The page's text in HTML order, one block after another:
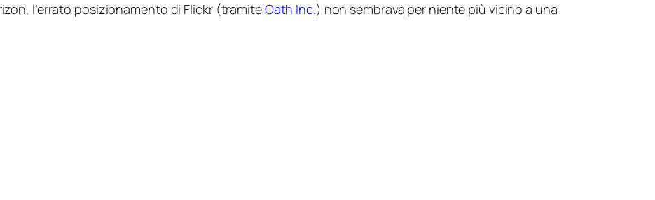
l’errato posizionamento di Flickr (tramiteOath Inc.) non sembrava per niente più vicino a una